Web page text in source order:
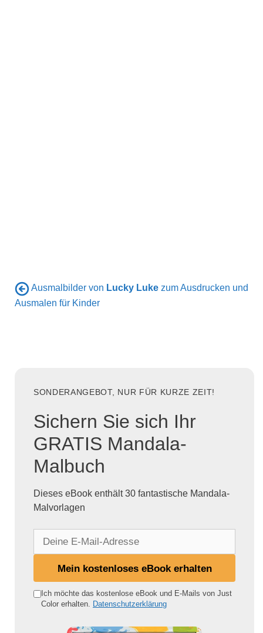
Ausmalbilder von Lucky Luke zum Ausdrucken und
Ausmalen für Kinder
SONDERANGEBOT, NUR FÜR KURZE ZEIT!
Sichern Sie sich Ihr
GRATIS Mandala-
Malbuch
Dieses eBook enthält 30 fantastische Mandala-
Malvorlagen
e
Mein kostenloses eBook erhalten
Ich möchte das kostenlose eBook und E-Mails von Just
Color erhalten. Datenschutzerklärung